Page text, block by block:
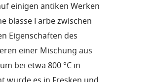
einigen antiken Werken
blasse Farbe zwischen
Eigenschaften des
einer Mischung aus
bei etwa 800 °C in